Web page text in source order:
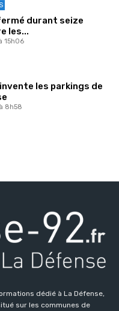
fermé durant seize
les...
15h06
les parkings de
8h58
dédié à La Défense,
sur les communes de